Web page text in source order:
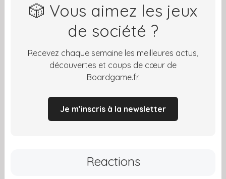
🎲 Vous aimez les jeux
de société ?
Recevez chaque semaine les meilleures actus,
découvertes et coups de cœur de
Boardgame.fr.
Je m’inscris à la newsletter
Reactions